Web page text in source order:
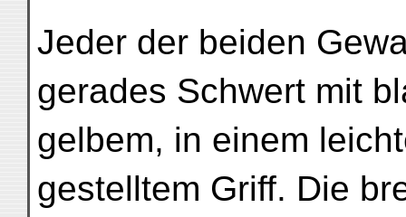
Jeder der beiden
gerades Schwert mit
gelbem, in einem
gestelltem Griff. Die